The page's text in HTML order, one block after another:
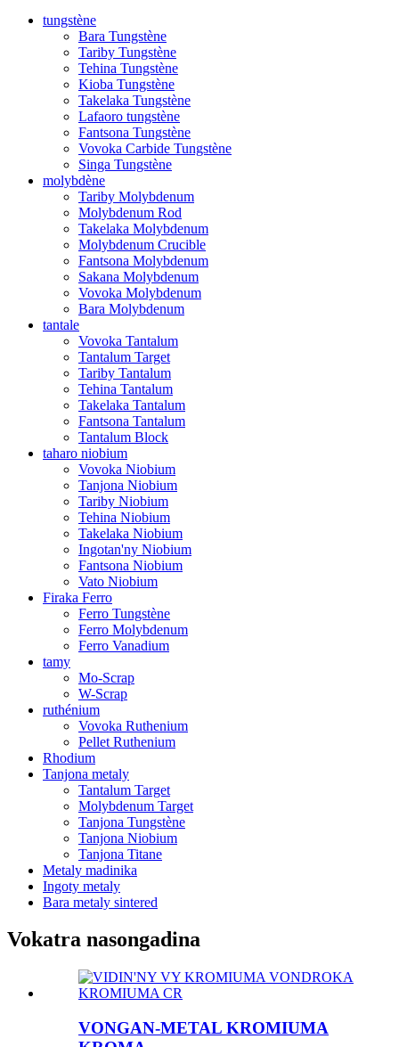
tungstène
Bara Tungstène
Tariby Tungstène
Tehina Tungstène
Kioba Tungstène
Takelaka Tungstène
Lafaoro tungstène
Fantsona Tungstène
Vovoka Carbide Tungstène
Singa Tungstène
molybdène
Tariby Molybdenum
Molybdenum Rod
Takelaka Molybdenum
Molybdenum Crucible
Fantsona Molybdenum
Sakana Molybdenum
Vovoka Molybdenum
Bara Molybdenum
tantale
Vovoka Tantalum
Tantalum Target
Tariby Tantalum
Tehina Tantalum
Takelaka Tantalum
Fantsona Tantalum
Tantalum Block
taharo niobium
Vovoka Niobium
Tanjona Niobium
Tariby Niobium
Tehina Niobium
Takelaka Niobium
Ingotan'ny Niobium
Fantsona Niobium
Vato Niobium
Firaka Ferro
Ferro Tungstène
Ferro Molybdenum
Ferro Vanadium
tamy
Mo-Scrap
W-Scrap
ruthénium
Vovoka Ruthenium
Pellet Ruthenium
Rhodium
Tanjona metaly
Tantalum Target
Molybdenum Target
Tanjona Tungstène
Tanjona Niobium
Tanjona Titane
Metaly madinika
Ingoty metaly
Bara metaly sintered
Vokatra nasongadina
VONGAN-METAL KROMIUMA